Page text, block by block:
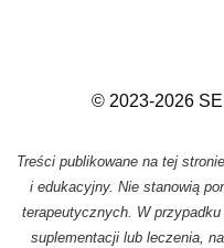
© 2023-2026
Treści publikowane na tej
i edukacyjny. Nie stanowią
terapeutycznych. W
suplementacji lub leczenia,